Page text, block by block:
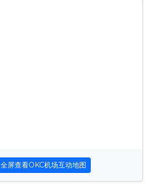
全屏查看OKC机场互动地图